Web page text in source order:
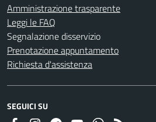
Amministrazione trasparente
Leggi le FAQ
Segnalazione disservizio
Prenotazione appuntamento
Richiesta d'assistenza
SEGUICI SU